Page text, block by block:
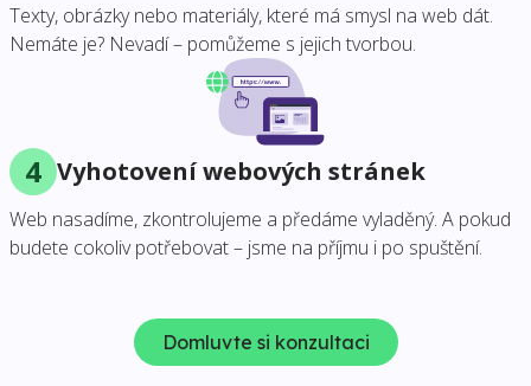
Texty, obrázky nebo materiály, které má smysl na web dát.
Nemáte je? Nevadí – pomůžeme s jejich tvorbou.
4 Vyhotovení webových stránek
Web nasadíme, zkontrolujeme a předáme vyladěný. A pokud
budete cokoliv potřebovat – jsme na příjmu i po spuštění.
Domluvte si konzultaci